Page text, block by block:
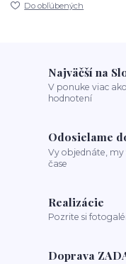
Do obľúbených
Najväčší na
V ponuke viac
hodnotení
Odosielame
Vy objednáte,
čase
Realizácie
Pozrite si
Doprava